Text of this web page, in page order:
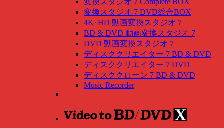
変換スタジオ 7 DVD総合BOX
4K･HD 動画変換スタジオ 7
BD & DVD 動画変換スタジオ 7
DVD 動画変換スタジオ 7
ディスククリエイター 7 BD & DVD
ディスククリエイター 7 DVD
ディスククローン 7 BD & DVD
Music Recorder